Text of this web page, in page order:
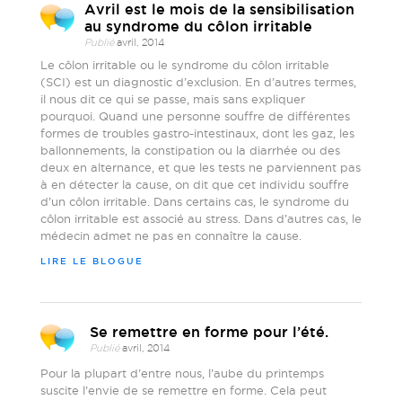
Avril est le mois de la sensibilisation
au syndrome du côlon irritable
Publiéavril, 2014
Le côlon irritable ou le syndrome du côlon irritable
(SCI) est un diagnostic d’exclusion. En d’autres termes,
il nous dit ce qui se passe, mais sans expliquer
pourquoi. Quand une personne souffre de différentes
formes de troubles gastro-intestinaux, dont les gaz, les
ballonnements, la constipation ou la diarrhée ou des
deux en alternance, et que les tests ne parviennent pas
à en détecter la cause, on dit que cet individu souffre
d’un côlon irritable. Dans certains cas, le syndrome du
côlon irritable est associé au stress. Dans d’autres cas, le
médecin admet ne pas en connaître la cause.
LIRE LE BLOGUE
Se remettre en forme pour l’été.
Publiéavril, 2014
Pour la plupart d’entre nous, l’aube du printemps
suscite l’envie de se remettre en forme. Cela peut